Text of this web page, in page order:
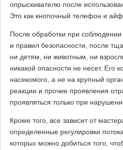
опрыскивателю после
Это как кнопочный телефон и
После обработки при
и правил безопасности, после
ни детям, ни животным, ни
никакой опасности не несет. Его
насекомого, а не на крупный
реакции и прочие проявления
проявляться только при
Кроме того, все зависит от
определенные регулировки
которых можно добиться того,